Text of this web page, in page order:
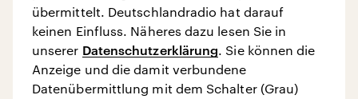
übermittelt. Deutschlandradio hat darauf
keinen Einfluss. Näheres dazu lesen Sie in
unserer Datenschutzerklärung. Sie können die
Anzeige und die damit verbundene
Datenübermittlung mit dem Schalter (Grau)